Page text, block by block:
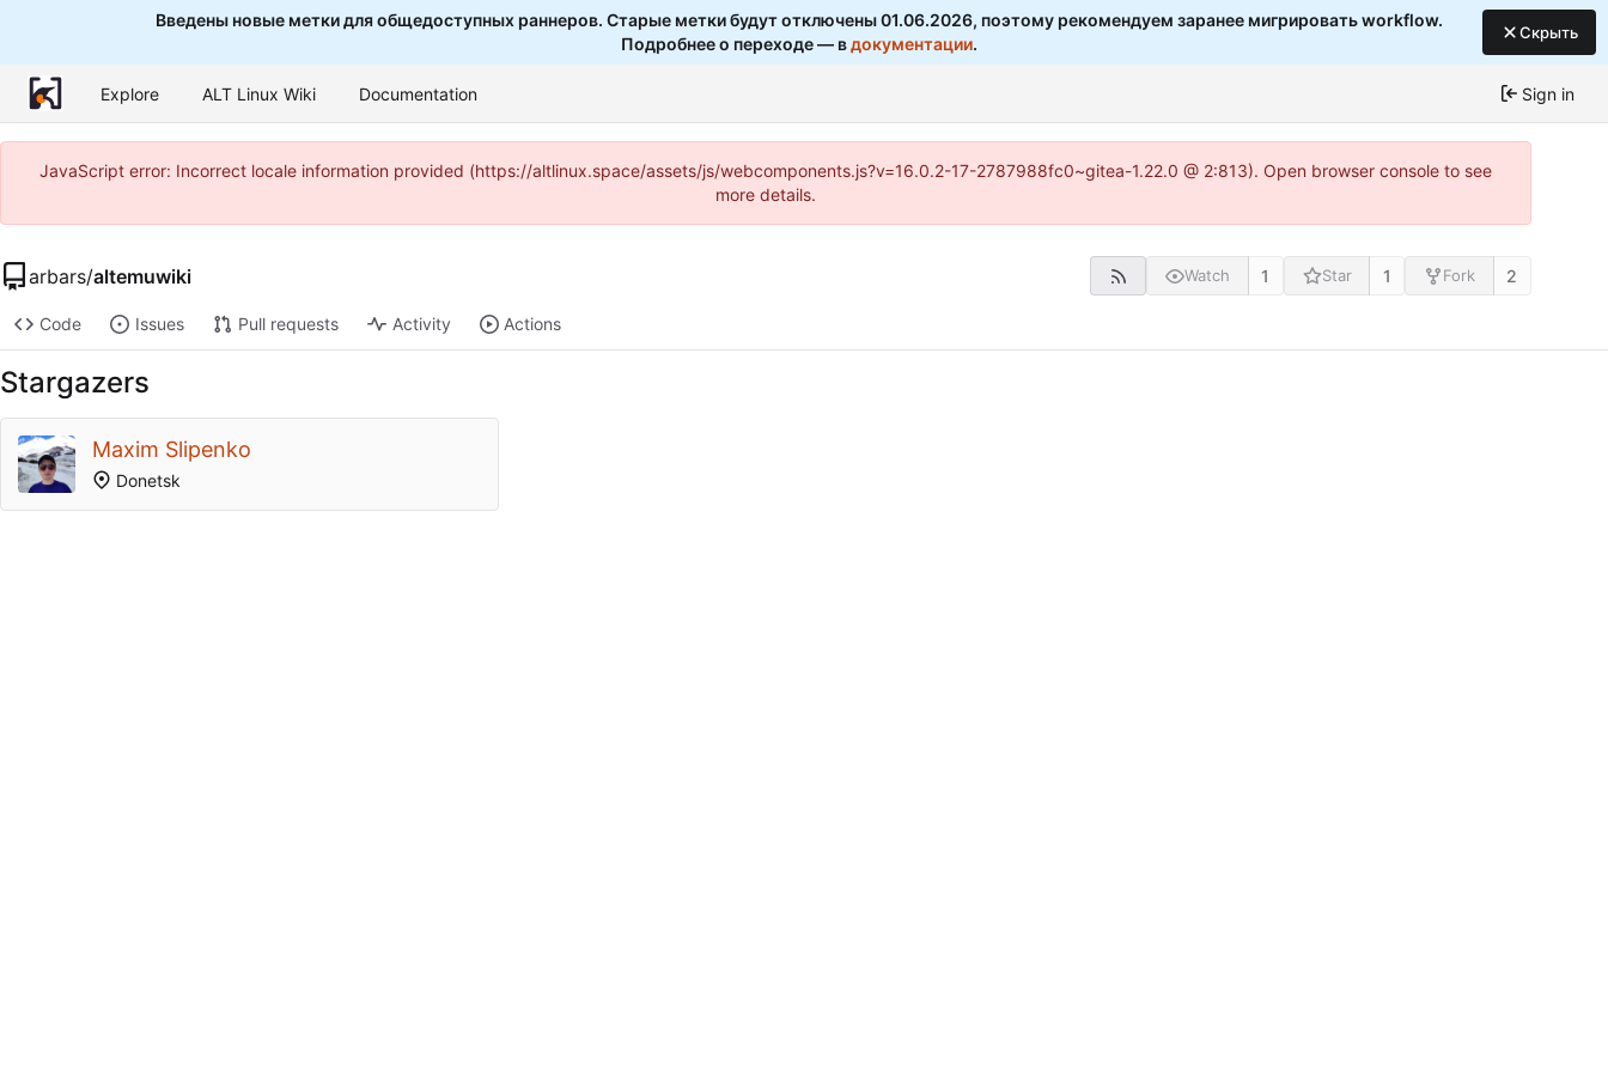
Введены новые метки для общедоступных раннеров. Старые метки будут отключены 01.06.2026, поэтому рекомендуем заранее мигрировать workflow.
Подробнее о переходе — вдокументации.
Скрыть
Explore ALT Linux Wiki Documentation Sign in
JavaScript error: Incorrect locale information provided (https://altlinux.space/assets/js/webcomponents.js?v=16.0.2-17-2787988fc0~gitea-1.22.0 @ 2:813). Open browser console to see
more details.
arbars/altemuwiki Watch 1 Star 1 Fork 2
Code Issues Pull requests Activity Actions
Stargazers
Maxim Slipenko
Donetsk